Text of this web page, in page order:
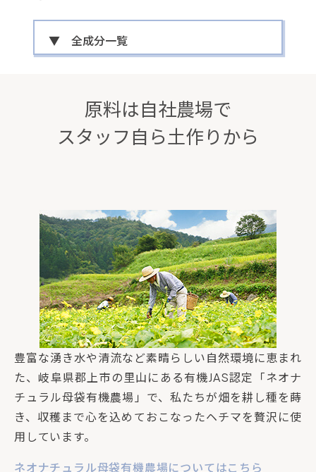
▼ 全成分一覧
原料は自社農場で
スタッフ自ら土作りから
豊富な湧き水や清流など素晴らしい自然環境に恵まれ
た、岐阜県郡上市の里山にある有機JAS認定「ネオナ
チュラル母袋有機農場」で、私たちが畑を耕し種を蒔
き、収穫まで心を込めておこなったヘチマを贅沢に使
用しています。
ネオナチュラル母袋有機農場についてはこちら